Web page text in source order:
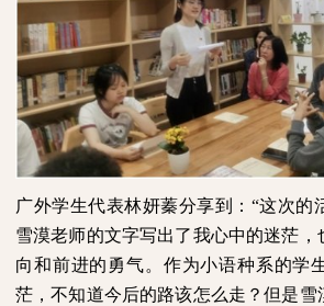
广外学生代表林妍蓁分享到：“这次的
雪漠老师的文字写出了我心中的迷茫，
向和前进的勇气。作为小语种系的学
茫，不知道今后的路该怎么走？但是雪